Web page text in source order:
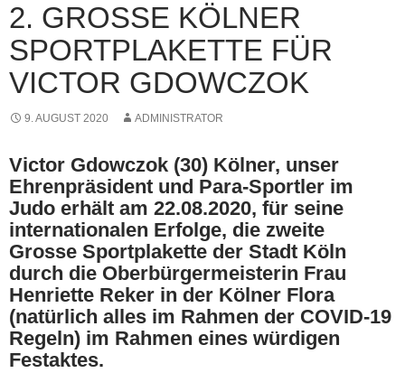
2. GROSSE KÖLNER
SPORTPLAKETTE FÜR
VICTOR GDOWCZOK
9. AUGUST 2020 ADMINISTRATOR
Victor Gdowczok (30) Kölner, unser
Ehrenpräsident und Para-Sportler im
Judo erhält am 22.08.2020, für seine
internationalen Erfolge, die zweite
Grosse Sportplakette der Stadt Köln
durch die Oberbürgermeisterin Frau
Henriette Reker in der Kölner Flora
(natürlich alles im Rahmen der COVID-19
Regeln) im Rahmen eines würdigen
Festaktes.